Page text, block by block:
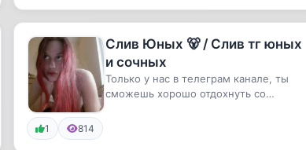
Слив Юных 🐻 / Слив тг юных
и сочных
Только у нас в телеграм канале, ты
сможешь хорошо отдохнуть со
1 814